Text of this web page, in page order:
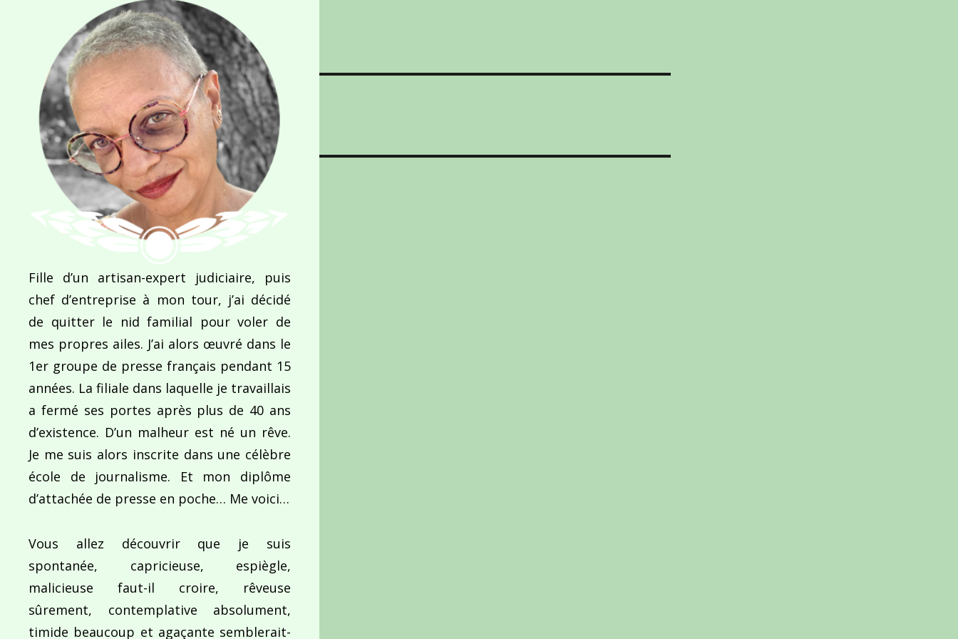
Navigation
l’article
PUBLIÉ DANS
La tête du matin
Fille d’un artisan-expert judiciaire, puis
chef d’entreprise à mon tour, j’ai décidé
de quitter le nid familial pour voler de
mes propres ailes. J’ai alors œuvré dans le
1er groupe de presse français pendant 15
années. La filiale dans laquelle je travaillais
a fermé ses portes après plus de 40 ans
d’existence. D’un malheur est né un rêve.
Je me suis alors inscrite dans une célèbre
école de journalisme. Et mon diplôme
d’attachée de presse en poche… Me voici…
Vous allez découvrir que je suis
spontanée, capricieuse, espiègle,
malicieuse faut-il croire, rêveuse
sûrement, contemplative absolument,
timide beaucoup et agaçante semblerait-